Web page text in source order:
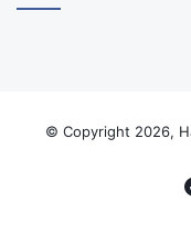
© Copyright 2026,